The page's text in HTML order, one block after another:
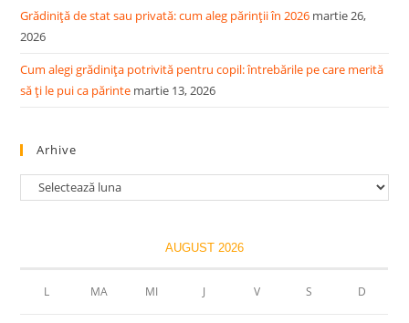
Grădiniță de stat sau privată: cum aleg părinții în 2026 martie 26,
2026
Cum alegi grădinița potrivită pentru copil: întrebările pe care merită
să ți le pui ca părinte martie 13, 2026
Arhive
Arhive
AUGUST 2026
L MA MI J V S D